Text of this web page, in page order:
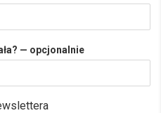
— opcjonalnie